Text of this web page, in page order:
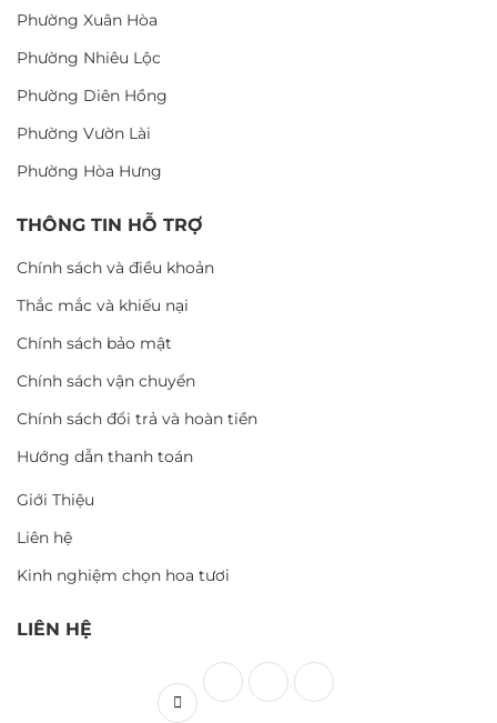
Phường Xuân Hòa
Phường Nhiêu Lộc
Phường Diên Hồng
Phường Vườn Lài
Phường Hòa Hưng
THÔNG TIN HỖ TRỢ
Chính sách và điều khoản
Thắc mắc và khiếu nại
Chính sách bảo mật
Chính sách vận chuyển
Chính sách đổi trả và hoàn tiền
Hướng dẫn thanh toán
Giới Thiệu
Liên hệ
Kinh nghiệm chọn hoa tươi
LIÊN HỆ